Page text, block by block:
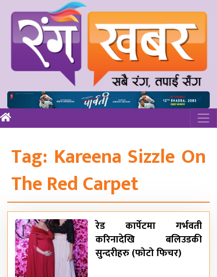
Tag: Kareena Sizzle On
The Red Carpet
रेड कार्पेटमा गर्भवती
करिनादेखि बलिउडकी
सुन्दरीहरु (फोटो फिचर)